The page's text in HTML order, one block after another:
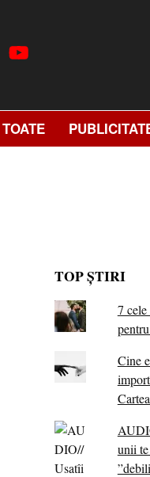
TOATE
TOP ȘTIRI
7
Cine
unii